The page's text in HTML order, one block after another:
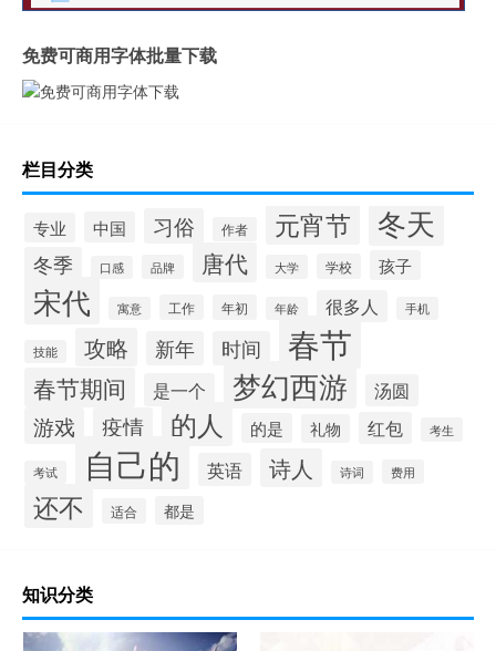
免费可商用字体批量下载
栏目分类
专业 中国 习俗 作者 元宵节 冬天
冬季 口感 品牌 唐代 大学 学校 孩子
宋代 寓意 工作 年初 年龄 很多人 手机
技能 攻略 新年 时间 春节
春节期间 是一个 梦幻西游 汤圆
游戏 疫情 的人 的是 礼物 红包 考生
考试 自己的 英语 诗人 诗词 费用
还不 适合 都是
知识分类